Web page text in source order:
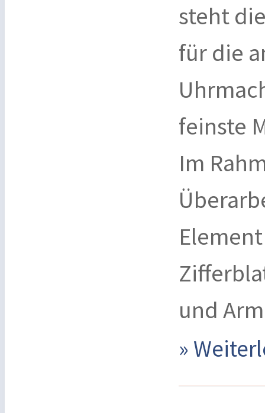
steht
für die
feinste
Im
und
»